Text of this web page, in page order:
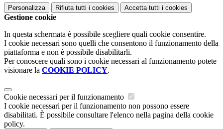
Personalizza Rifiuta tutti i cookies Accetta tutti i cookies
Gestione cookie
In questa schermata è possibile scegliere quali cookie consentire.
I cookie necessari sono quelli che consentono il funzionamento della
piattaforma e non è possibile disabilitarli.
Per conoscere quali sono i cookie necessari al funzionamento potete
visionare la COOKIE POLICY.
Cookie necessari per il funzionamento
I cookie necessari per il funzionamento non possono essere
disabilitati. È possibile consultare l'elenco nella pagina della cookie
policy.